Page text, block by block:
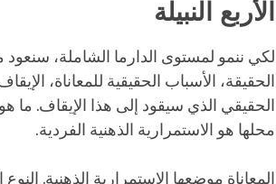
الأربع النبيلة
لكي ننمو لمستوى الدارما الشاملة، سنعود
الحقيقة، الأسباب الحقيقية للمعاناة،
الحقيقي الذي سيقود إلى هذا الإيقاف. ما
محلها هو الاستمرارية الذهنية الفردية.
المعاناة موضعها الاستمرارية الذهنية.